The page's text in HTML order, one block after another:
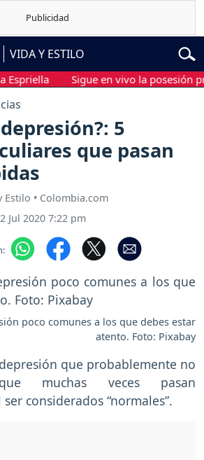
VIDA Y ESTILO
Sigue en vivo la posesión
5
que pasan
Estilo • Colombia.com
Jul 2020 7:22 pm
poco comunes a los que debes estar
atento. Foto: Pixabay
que probablemente no
muchas veces pasan
considerados “normales”.